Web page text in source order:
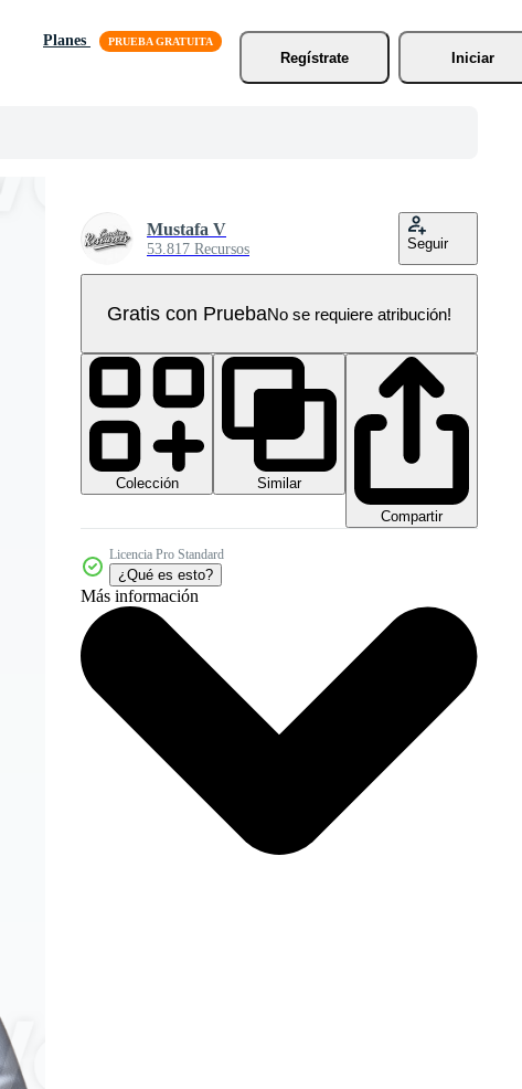
Planes
Regístrate
Iniciar
Mustafa V
53.817 Recursos Seguir
Gratis con PruebaNo se requiere atribución!
Colección
Similar
Compartir
Licencia Pro Standard
¿Qué es esto?
Más información